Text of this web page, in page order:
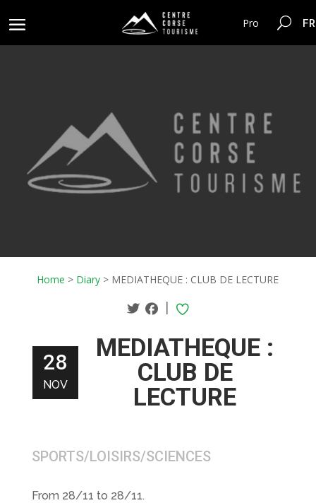
Pro
Home > Diary > MEDIATHEQUE : CLUB DE LECTURE
|
28
NOV
MEDIATHEQUE :
CLUB DE
LECTURE
SPORTS/LOISIRS/SCIENCES
From 28/11 to 28/11.